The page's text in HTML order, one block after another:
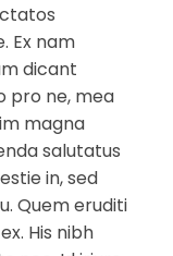
Ex nam
dicant
pro ne, mea
magna
salutatus
in, sed
Quem eruditi
His nibh